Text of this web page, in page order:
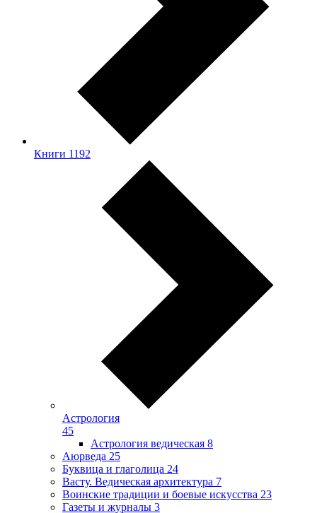
Книги 1192
Астрология
45
Астрология ведическая 8
Аюрведа 25
Буквица и глаголица 24
Васту. Ведическая архитектура 7
Воинские традиции и боевые искусства 23
Газеты и журналы 3